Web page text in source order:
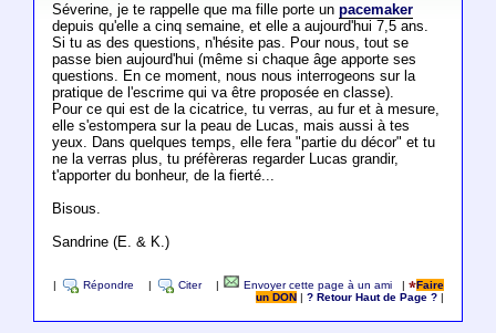
Séverine, je te rappelle que ma fille porte un pacemaker
depuis qu'elle a cinq semaine, et elle a aujourd'hui 7,5 ans.
Si tu as des questions, n'hésite pas. Pour nous, tout se
passe bien aujourd'hui (même si chaque âge apporte ses
questions. En ce moment, nous nous interrogeons sur la
pratique de l'escrime qui va être proposée en classe).
Pour ce qui est de la cicatrice, tu verras, au fur et à mesure,
elle s'estompera sur la peau de Lucas, mais aussi à tes
yeux. Dans quelques temps, elle fera "partie du décor" et tu
ne la verras plus, tu préfèreras regarder Lucas grandir,
t'apporter du bonheur, de la fierté...
Bisous.
Sandrine (E. & K.)
Répondre Citer Envoyer cette page à un ami |
Faire
un DON
|? Retour Haut de Page ?